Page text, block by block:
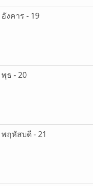
อังคาร - 19
พุธ - 20
พฤหัสบดี - 21